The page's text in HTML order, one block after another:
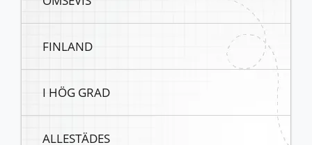
FINLAND
I HÖG GRAD
ALLESTÄDES